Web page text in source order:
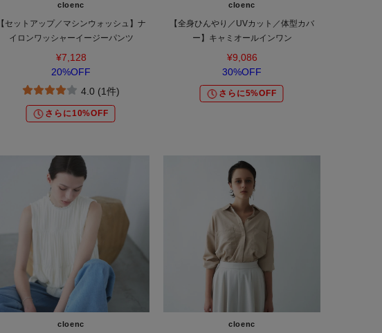
cloenc
【セットアップ／マシンウォッシュ】ナ
イロンワッシャーイージーパンツ
¥7,128
20%OFF
4.0 (1件)
さらに10%OFF
cloenc
【全身ひんやり／UVカット／体型カバ
ー】キャミオールインワン
¥9,086
30%OFF
さらに5%OFF
cloenc cloenc